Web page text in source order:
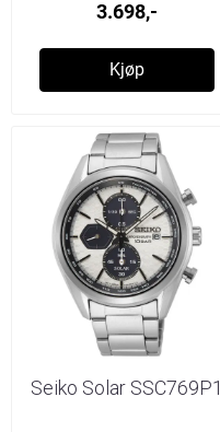
3.698,-
Kjøp
Seiko Solar SSC769P1